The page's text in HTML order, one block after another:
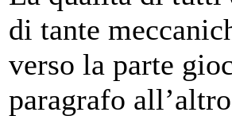
di tante
verso la parte
paragrafo